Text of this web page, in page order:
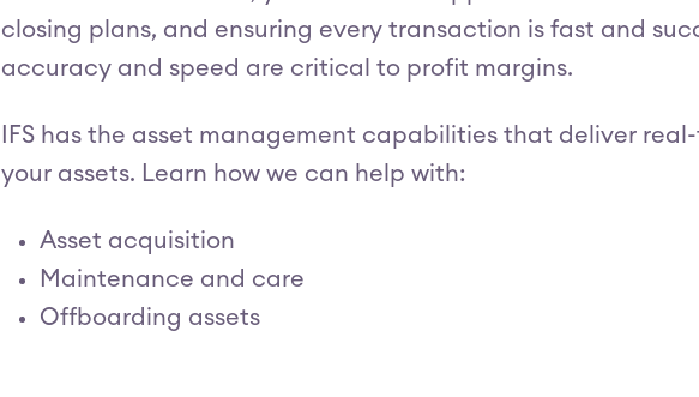
closing plans, and ensuring every transaction is fast and
accuracy and speed are critical to profit margins.
IFS has the asset management capabilities that deliver
your assets. Learn how we can help with:
Asset acquisition
Maintenance and care
Offboarding assets